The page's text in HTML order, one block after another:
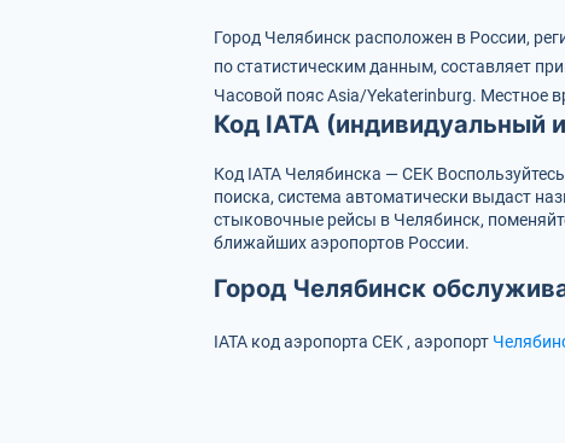
Город Челябинск расположен в России,
по статистическим данным, составляет
Часовой пояс Asia/Yekaterinburg. Местное
Код IATA (индивидуальный
Код IATA Челябинска — CEK
поиска, система автоматически выдаст
стыковочные рейсы в Челябинск,
ближайших аэропортов России.
Город Челябинск
IATA код аэропорта CEK , аэропорт